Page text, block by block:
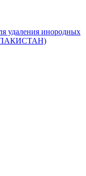
удаления инородных
(ПАКИСТАН)